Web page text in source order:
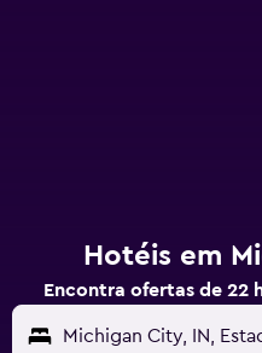
Hotéis em
Encontra ofertas de 22
Michigan City, IN,